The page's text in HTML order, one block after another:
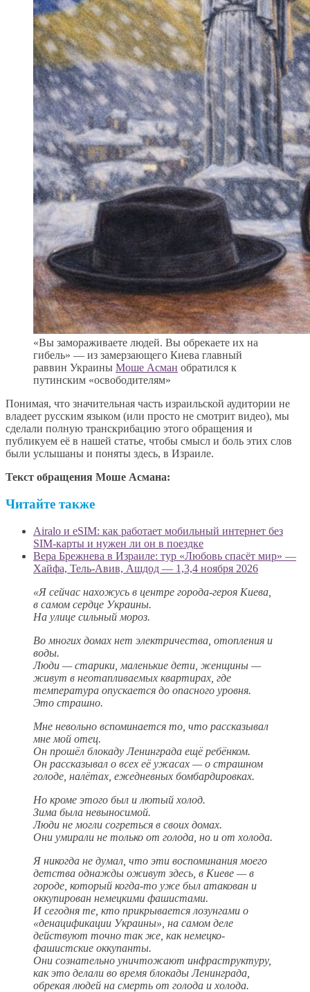
«Вы замораживаете людей. Вы обрекаете их на
гибель» — из замерзающего Киева главный
раввин Украины Моше Асман обратился к
путинским «освободителям»
Понимая, что значительная часть израильской аудитории не
владеет русским языком (или просто не смотрит видео), мы
сделали полную транскрибацию этого обращения и
публикуем её в нашей статье, чтобы смысл и боль этих слов
были услышаны и поняты здесь, в Израиле.
Текст обращения Моше Асмана:
Читайте также
Airalo и eSIM: как работает мобильный интернет без
SIM-карты и нужен ли он в поездке
Вера Брежнева в Израиле: тур «Любовь спасёт мир» —
Хайфа, Тель-Авив, Ашдод — 1,3,4 ноября 2026
«Я сейчас нахожусь в центре города-героя Киева,
в самом сердце Украины.
На улице сильный мороз.
Во многих домах нет электричества, отопления и
воды.
Люди — старики, маленькие дети, женщины —
живут в неотапливаемых квартирах, где
температура опускается до опасного уровня.
Это страшно.
Мне невольно вспоминается то, что рассказывал
мне мой отец.
Он прошёл блокаду Ленинграда ещё ребёнком.
Он рассказывал о всех её ужасах — о страшном
голоде, налётах, ежедневных бомбардировках.
Но кроме этого был и лютый холод.
Зима была невыносимой.
Люди не могли согреться в своих домах.
Они умирали не только от голода, но и от холода.
Я никогда не думал, что эти воспоминания моего
детства однажды оживут здесь, в Киеве — в
городе, который когда-то уже был атакован и
оккупирован немецкими фашистами.
И сегодня те, кто прикрывается лозунгами о
«денацификации Украины», на самом деле
действуют точно так же, как немецко-
фашистские оккупанты.
Они сознательно уничтожают инфраструктуру,
как это делали во время блокады Ленинграда,
обрекая людей на смерть от голода и холода.